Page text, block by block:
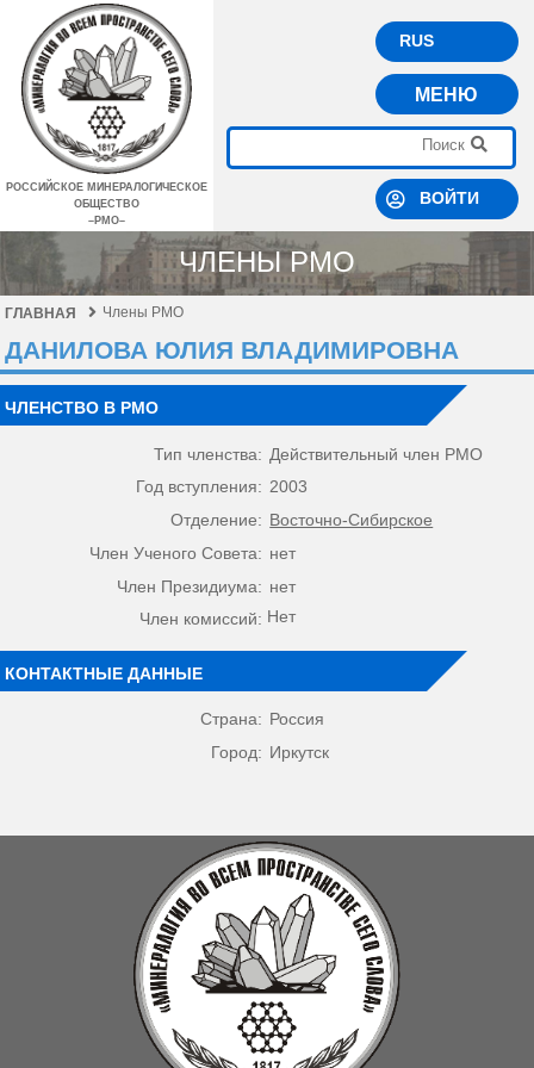
РОССИЙСКОЕ МИНЕРАЛОГИЧЕСКОЕ
ОБЩЕСТВО
–РМО–
RUS
МЕНЮ
ВОЙТИ
ЧЛЕНЫ РМО
ГЛАВНАЯ Члены РМО
ДАНИЛОВА ЮЛИЯ ВЛАДИМИРОВНА
ЧЛЕНСТВО В РМО
Тип членства: Действительный член РМО
Год вступления: 2003
Отделение: Восточно-Сибирское
Член Ученого Совета: нет
Член Президиума: нет
Член комиссий: Нет
КОНТАКТНЫЕ ДАННЫЕ
Страна: Россия
Город: Иркутск